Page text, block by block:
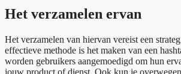
Het verzamelen ervan
Het verzamelen van hiervan vereist een
effectieve methode is het maken van een
worden gebruikers aangemoedigd om hun
jouw product of dienst. Ook kun je